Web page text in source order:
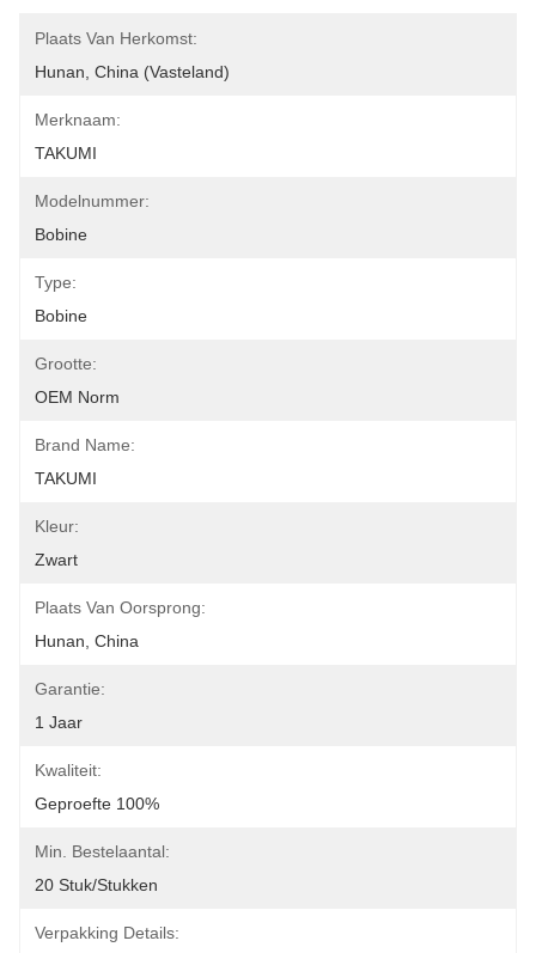
Plaats Van Herkomst:
Hunan, China (Vasteland)
Merknaam:
TAKUMI
Modelnummer:
Bobine
Type:
Bobine
Grootte:
OEM Norm
Brand Name:
TAKUMI
Kleur:
Zwart
Plaats Van Oorsprong:
Hunan, China
Garantie:
1 Jaar
Kwaliteit:
Geproefte 100%
Min. Bestelaantal:
20 Stuk/Stukken
Verpakking Details: